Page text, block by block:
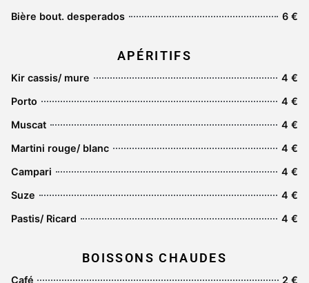
Bière bout. desperados
6 €
APÉRITIFS
Kir cassis/ mure
4 €
Porto
4 €
Muscat
4 €
Martini rouge/ blanc
4 €
Campari
4 €
Suze
4 €
Pastis/ Ricard
4 €
BOISSONS CHAUDES
Café
2 €